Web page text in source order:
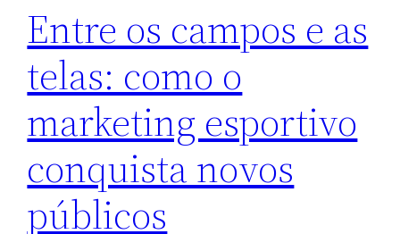
Entre os campos e as
telas: como o
marketing esportivo
conquista novos
públicos